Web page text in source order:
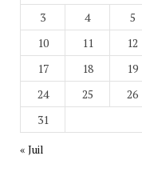
3
4 5
10
11 12
17
18 19
24
25 26
31
« Juil